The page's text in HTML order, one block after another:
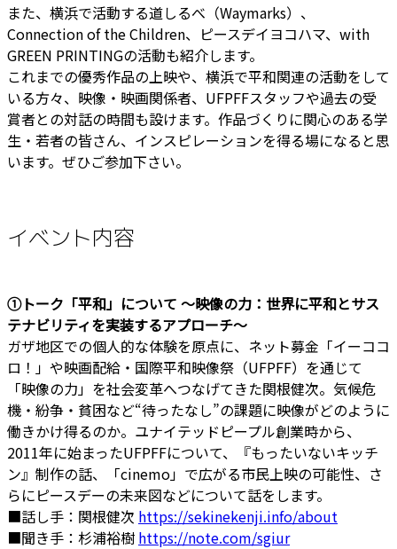
また、横浜で活動する道しるべ（Waymarks）、
Connection of the Children、ピースデイヨコハマ、with
GREEN PRINTINGの活動も紹介します。
これまでの優秀作品の上映や、横浜で平和関連の活動をして
いる方々、映像・映画関係者、UFPFFスタッフや過去の受
賞者との対話の時間も設けます。作品づくりに関心のある学
生・若者の皆さん、インスピレーションを得る場になると思
います。ぜひご参加下さい。
イベント内容
①トーク「平和」について 〜映像の力：世界に平和とサス
テナビリティを実装するアプローチ〜
ガザ地区での個人的な体験を原点に、ネット募金「イーココ
ロ！」や映画配給・国際平和映像祭（UFPFF）を通じて
「映像の力」を社会変革へつなげてきた関根健次。気候危
機・紛争・貧困など“待ったなし”の課題に映像がどのように
働きかけ得るのか。ユナイテッドピープル創業時から、
2011年に始まったUFPFFについて、『もったいないキッチ
ン』制作の話、「cinemo」で広がる市民上映の可能性、さ
らにピースデーの未来図などについて話をします。
■話し手：関根健次 https://sekinekenji.info/about
■聞き手：杉浦裕樹 https://note.com/sgiur